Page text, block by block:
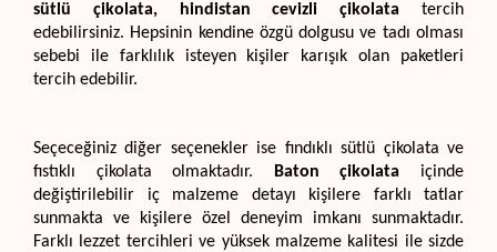
sütlü çikolata, hindistan cevizli çikolata tercih
edebilirsiniz. Hepsinin kendine özgü dolgusu ve tadı olması
sebebi ile farklılık isteyen kişiler karışık olan paketleri
tercih edebilir.
Seçeceğiniz diğer seçenekler ise fındıklı sütlü çikolata ve
fıstıklı çikolata olmaktadır.
Baton çikolata içinde
değiştirilebilir iç malzeme detayı kişilere farklı tatlar
sunmakta ve kişilere özel deneyim imkanı sunmaktadır.
Farklı lezzet tercihleri ve yüksek malzeme kalitesi ile sizde